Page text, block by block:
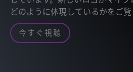
どのように体現しているかをご覧
今すぐ視聴